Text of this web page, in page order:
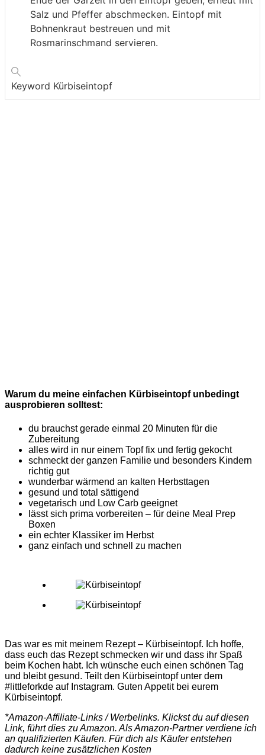
Salz und Pfeffer abschmecken. Eintopf mit
Bohnenkraut bestreuen und mit
Rosmarinschmand servieren.
Keyword Kürbiseintopf
Warum du meine einfachen Kürbiseintopf unbedingt
ausprobieren solltest:
du brauchst gerade einmal 20 Minuten für die
Zubereitung
alles wird in nur einem Topf fix und fertig gekocht
schmeckt der ganzen Familie und besonders Kindern
richtig gut
wunderbar wärmend an kalten Herbsttagen
gesund und total sättigend
vegetarisch und Low Carb geeignet
lässt sich prima vorbereiten – für deine Meal Prep
Boxen
ein echter Klassiker im Herbst
ganz einfach und schnell zu machen
Das war es mit meinem Rezept – Kürbiseintopf. Ich hoffe,
dass euch das Rezept schmecken wir und dass ihr Spaß
beim Kochen habt. Ich wünsche euch einen schönen Tag
und bleibt gesund. Teilt den Kürbiseintopf unter dem
#littleforkde auf Instagram. Guten Appetit bei eurem
Kürbiseintopf.
*Amazon-Affiliate-Links / Werbelinks. Klickst du auf diesen
Link, führt dies zu Amazon. Als Amazon-Partner verdiene ich
an qualifizierten Käufen. Für dich als Käufer entstehen
dadurch keine zusätzlichen Kosten